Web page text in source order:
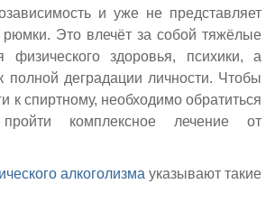
и уже не представляет
Это влечёт за собой тяжёлые
физического здоровья, психики, а
полной деградации личности. Чтобы
к спиртному, необходимо обратиться
комплексное лечение от
алкоголизма указывают такие